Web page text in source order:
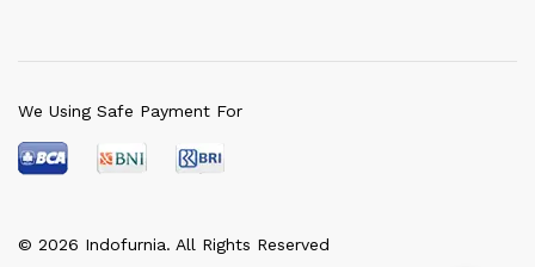
© 2026 Indofurnia. All Rights Reserved
We Using Safe Payment For